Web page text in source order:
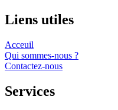
Liens utiles
Acceuil
Qui sommes-nous ?
Contactez-nous
Services